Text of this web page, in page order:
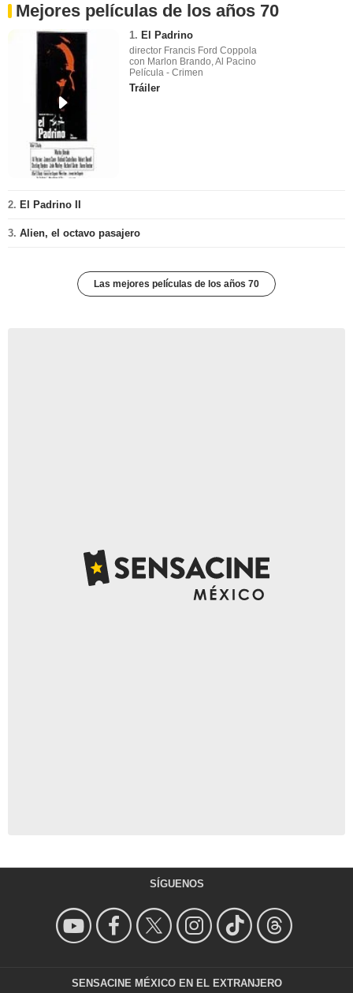
Mejores películas de los años 70
1. El Padrino
director Francis Ford Coppola
con Marlon Brando, Al Pacino
Película - Crimen
Tráiler
2. El Padrino II
3. Alien, el octavo pasajero
Las mejores películas de los años 70
SÍGUENOS
SENSACINE MÉXICO EN EL EXTRANJERO